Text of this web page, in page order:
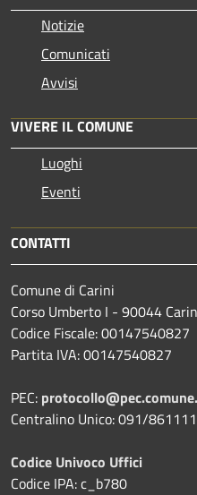
Notizie
Comunicati
Avvisi
VIVERE IL COMUNE
Luoghi
Eventi
CONTATTI
Comune di Carini
Corso Umberto I - 90044
Codice Fiscale: 00147540827
Partita IVA: 00147540827
PEC:
Centralino Unico: 091/
Codice Univoco Uffici
Codice IPA: c_b780